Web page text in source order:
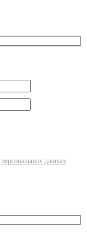
персональных данных